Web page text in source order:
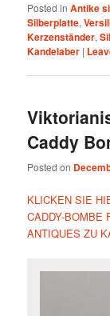
Posted in Antike
Silberplatte,
Kerzenständer,
Kandelaber |
Caddy
Posted on
KLICKEN SIE
CADDY-BOMBE
ANTIQUES ZU